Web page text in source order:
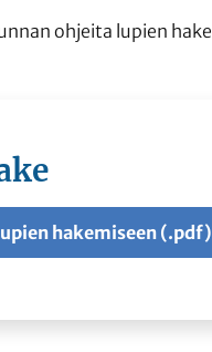
ohjeita lupien
hakemiseen (.pdf)